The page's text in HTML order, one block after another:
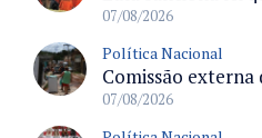
07/08/2026
Política Nacional
07/08/2026